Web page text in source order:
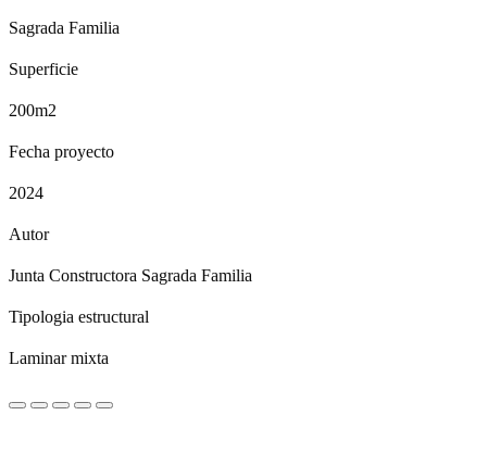
Sagrada Familia
Superficie
200m2
Fecha proyecto
2024
Autor
Junta Constructora Sagrada Familia
Tipologia estructural
Laminar mixta